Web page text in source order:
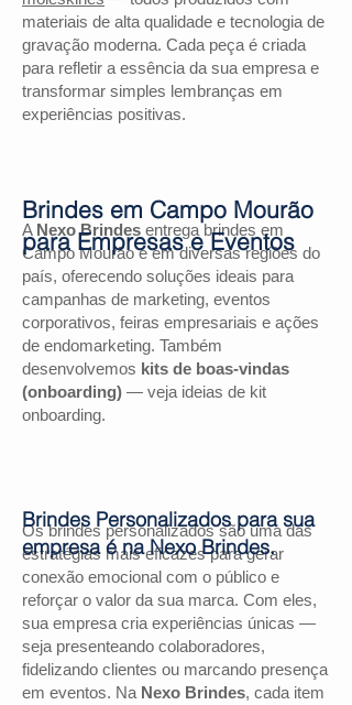
materiais de alta qualidade e tecnologia de
gravação moderna. Cada peça é criada
para refletir a essência da sua empresa e
transformar simples lembranças em
experiências positivas.
A Nexo Brindes entrega brindes em
Campo Mourão e em diversas regiões do
país, oferecendo soluções ideais para
campanhas de marketing, eventos
corporativos, feiras empresariais e ações
de endomarketing. Também
desenvolvemos kits de boas-vindas
(onboarding) — veja ideias de kit
onboarding.
Os brindes personalizados são uma das
estratégias mais eficazes para gerar
conexão emocional com o público e
reforçar o valor da sua marca. Com eles,
sua empresa cria experiências únicas —
seja presenteando colaboradores,
fidelizando clientes ou marcando presença
em eventos. Na Nexo Brindes, cada item
Brindes em Campo Mourão
para Empresas e Eventos
Brindes Personalizados para sua
empresa é na Nexo Brindes.